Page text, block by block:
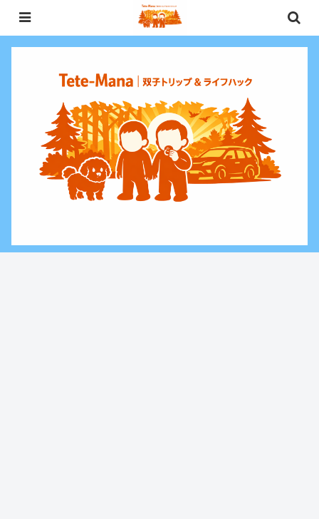
0歳〜未就学児（3歳）双子との週末お出かけ・子連れ旅行情報と、暮らしに役
立つお金・ライフハックをお届けする双子ファミリーブログ。